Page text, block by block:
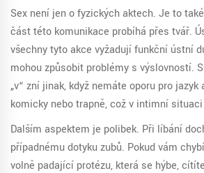
Sex není jen o fyzických aktech. Je to
část této komunikace probíhá přes tvář.
všechny tyto akce vyžadují funkční ústní
mohou způsobit problémy s výslovností.
„v“ zní jinak, když nemáte oporu pro
komicky nebo trapně, což v intimní
Dalším aspektem je polibek. Při líbání
případnému dotyku zubů. Pokud vám
volně padající protézu, která se hýbe,